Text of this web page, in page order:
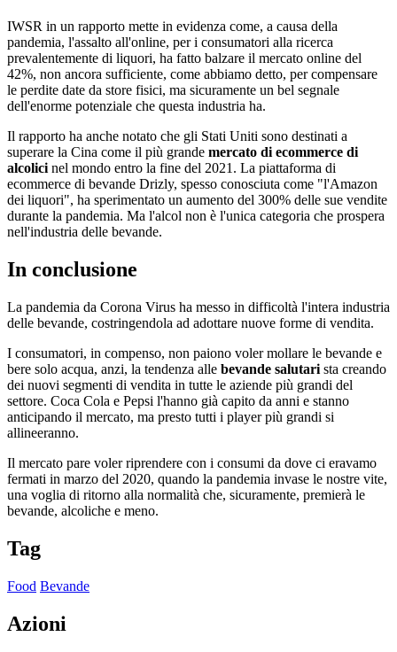
IWSR in un rapporto mette in evidenza come, a causa della
pandemia, l'assalto all'online, per i consumatori alla ricerca
prevalentemente di liquori, ha fatto balzare il mercato online del
42%, non ancora sufficiente, come abbiamo detto, per compensare
le perdite date da store fisici, ma sicuramente un bel segnale
dell'enorme potenziale che questa industria ha.
Il rapporto ha anche notato che gli Stati Uniti sono destinati a
superare la Cina come il più grande mercato di ecommerce di
alcolici nel mondo entro la fine del 2021. La piattaforma di
ecommerce di bevande Drizly, spesso conosciuta come "l'Amazon
dei liquori", ha sperimentato un aumento del 300% delle sue vendite
durante la pandemia. Ma l'alcol non è l'unica categoria che prospera
nell'industria delle bevande.
In conclusione
La pandemia da Corona Virus ha messo in difficoltà l'intera industria
delle bevande, costringendola ad adottare nuove forme di vendita.
I consumatori, in compenso, non paiono voler mollare le bevande e
bere solo acqua, anzi, la tendenza alle bevande salutari sta creando
dei nuovi segmenti di vendita in tutte le aziende più grandi del
settore. Coca Cola e Pepsi l'hanno già capito da anni e stanno
anticipando il mercato, ma presto tutti i player più grandi si
allineeranno.
Il mercato pare voler riprendere con i consumi da dove ci eravamo
fermati in marzo del 2020, quando la pandemia invase le nostre vite,
una voglia di ritorno alla normalità che, sicuramente, premierà le
bevande, alcoliche e meno.
Tag
Food Bevande
Azioni